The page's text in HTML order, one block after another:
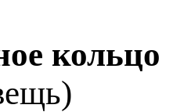
кольцо